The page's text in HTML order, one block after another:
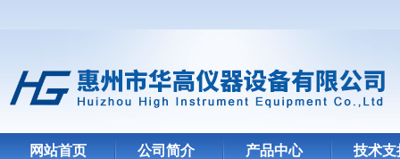
网站首页 公司简介 产品中心 技术支